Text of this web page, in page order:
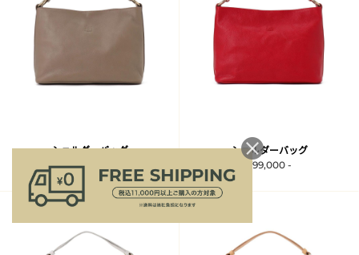
ショルダーバッグ
¥99,000 -
ショルダーバッグ
¥99,000 -